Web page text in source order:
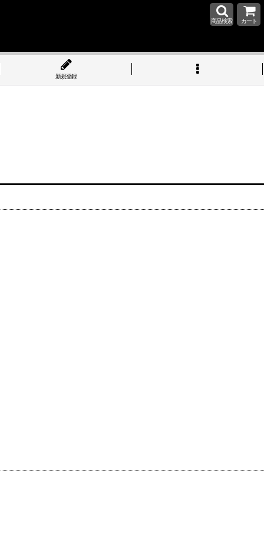
商品検索 カート
新規登録